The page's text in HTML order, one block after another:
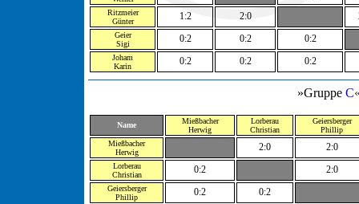
Ritzmeier
Günter
1:2 2:0
Geier
Sigi
0:2 0:2 0:2
Joham
Karin
0:2 0:2 0:2
»Gruppe C
Name
Mießbacher
Herwig
Lorberau
Christian
Geiersberger
Phillip
Mießbacher
Herwig
2:0 2:0
Lorberau
Christian
0:2 2:0
Geiersberger
Phillip
0:2 0:2